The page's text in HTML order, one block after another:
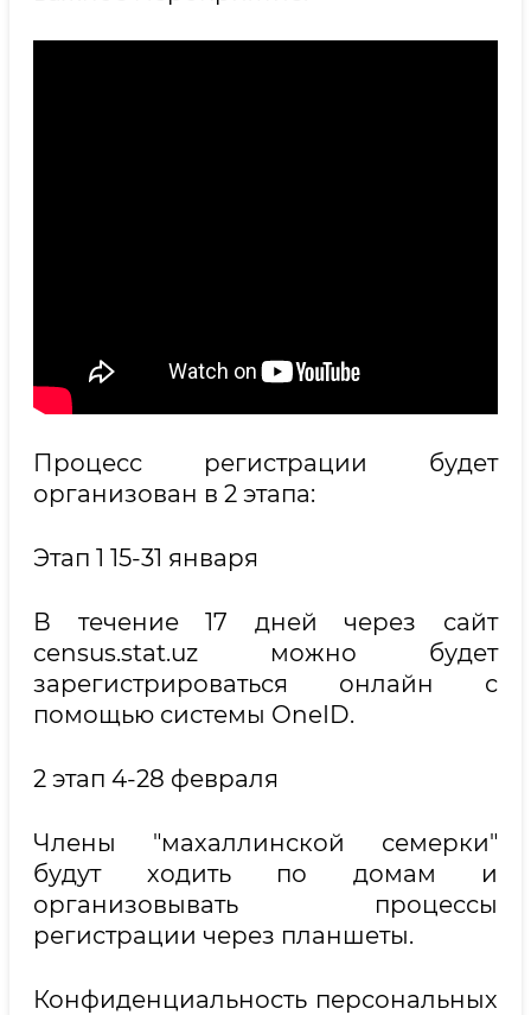
Процесс регистрации будет
организован в 2 этапа:
Этап 1 15-31 января
В течение 17 дней через сайт
census.stat.uz можно будет
зарегистрироваться онлайн с
помощью системы OneID.
2 этап 4-28 февраля
Члены "махаллинской семерки"
будут ходить по домам и
организовывать процессы
регистрации через планшеты.
Конфиденциальность персональных